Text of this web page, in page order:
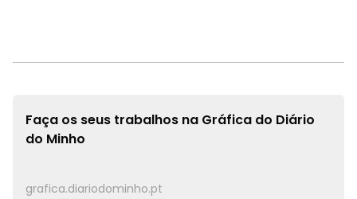
Faça os seus trabalhos na Gráfica do Diário
do Minho
grafica.diariodominho.pt